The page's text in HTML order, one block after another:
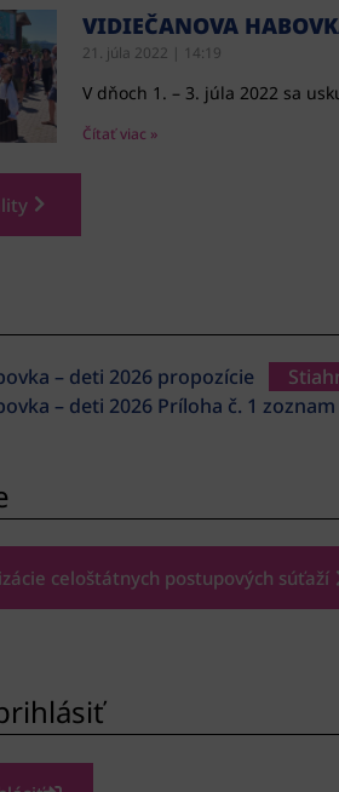
VIDIEČANOVA
21. júla 2022 14:19
V dňoch 1. – 3. júla 2022 sa
Čítať viac »
– deti 2026 propozície
– deti 2026 Príloha č. 1
celoštátnych postupových súťaží